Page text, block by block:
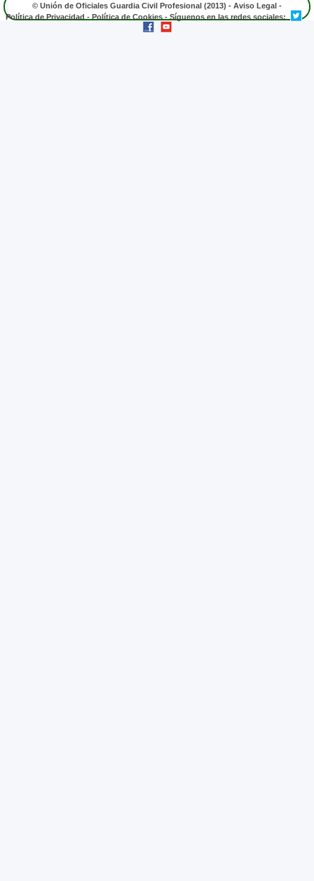
© Unión de Oficiales Guardia Civil Profesional (2013) - Aviso Legal -
Política de Privacidad - Política de Cookies - Síguenos en las redes sociales: